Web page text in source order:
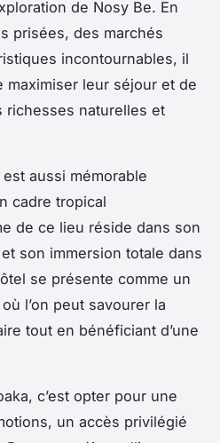
de Nosy Be. En
prisées, des marchés
incontournables, il
maximiser leur séjour et de
richesses naturelles et
aussi mémorable
cadre tropical
de ce lieu réside dans son
son immersion totale dans
se présente comme un
l’on peut savourer la
tout en bénéficiant d’une
c’est opter pour une
un accès privilégié